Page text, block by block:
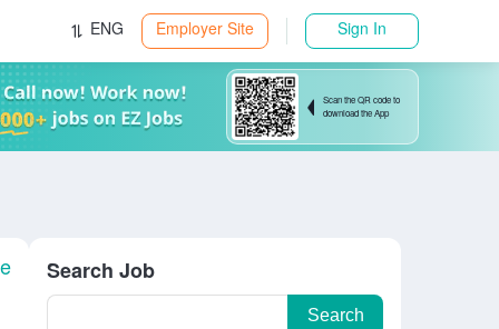
ENG Employer Site Sign In
Scan the QR code to
download the App
Search Job
Search